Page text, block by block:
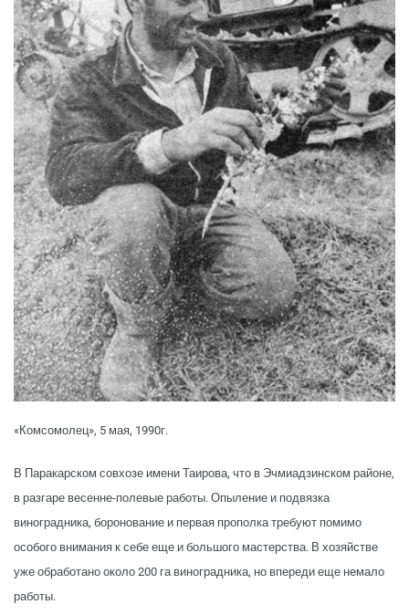
«Комсомолец», 5 мая, 1990г.
В Паракарском совхозе имени Таирова, что в Эчмиадзинском районе,
в разгаре весенне-полевые работы. Опыление и подвязка
виноградника, боронование и первая прополка требуют помимо
особого внимания к себе еще и большого мастерства. В хозяйстве
уже обработано около 200 га виноградника, но впереди еще немало
работы.